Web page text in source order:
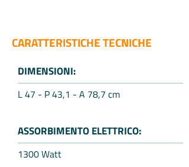
CARATTERISTICHE TECNICHE
DIMENSIONI:
L 47 - P 43,1 - A 78,7 cm
ASSORBIMENTO ELETTRICO:
1300 Watt